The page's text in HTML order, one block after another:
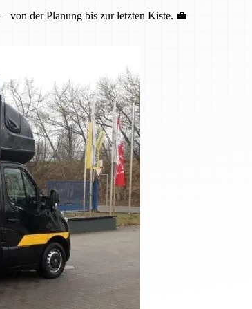
von der Planung bis zur letzten Kiste. 💼